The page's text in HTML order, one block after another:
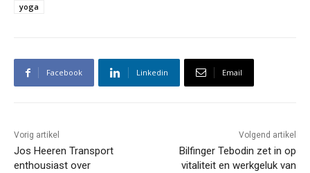
yoga
Facebook Linkedin Email
Vorig artikel
Jos Heeren Transport
enthousiast over
Volgend artikel
Bilfinger Tebodin zet in op
vitaliteit en werkgeluk van